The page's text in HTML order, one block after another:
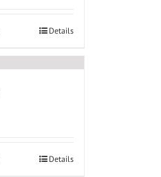
Details
Details